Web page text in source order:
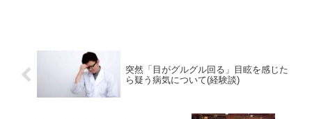
突然「目がグルグル回る」目眩を感じた
ら疑う病気について(経験談)